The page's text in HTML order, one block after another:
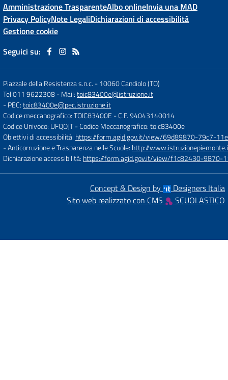
Amministrazione TrasparenteAlbo onlineInvia una MAD
Privacy PolicyNote LegaliDichiarazioni di accessibilità
Gestione cookie
Seguici su:
Piazzale della Resistenza s.n.c. -10060 Candiolo (TO)
Tel 011 9622308- Mail:toic83400e@istruzione.it
- PEC:toic83400e@pec.istruzione.it
Codice meccanografico: TOIC83400E - C.F. 94043140014
Codice Univoco: UFQOJT- Codice Meccanografico: toic83400e
Obiettivi di accessibilità: https://form.agid.gov.it/view/69d89870-79c7-
- Anticorruzione e Trasparenza nelle Scuole: http://
Dichiarazione accessibilità: https://form.agid.gov.it/view/f1c82430-9870-
Concept & Design by
Designers Italia
Sito web realizzato con CMS
SCUOLASTICO